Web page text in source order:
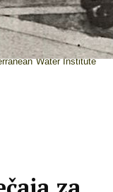
Sredozemlja -
konferencija o
- perspektive
vodnim resursima"
Water Institute